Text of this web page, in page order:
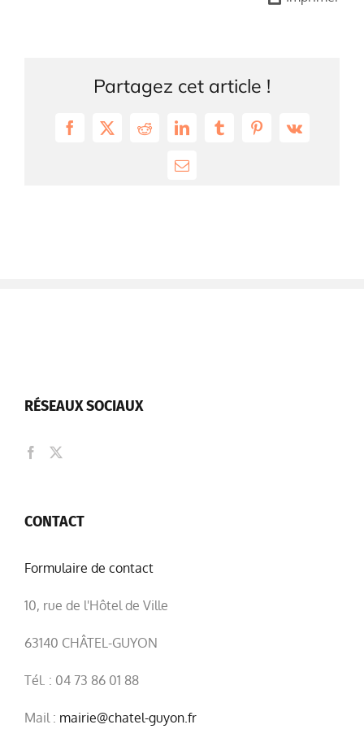
Partagez cet article !
Facebook
X RedditLinkedInTumblrPinterest
Vk
Email
RÉSEAUX SOCIAUX
CONTACT
Formulaire de contact
10, rue de l'Hôtel de Ville
63140 CHÂTEL-GUYON
Tél. : 04 73 86 01 88
Mail : mairie@chatel-guyon.fr